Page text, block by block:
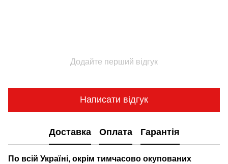
Додайте перший відгук
Написати відгук
Доставка Оплата Гарантія
По всій Україні, окрім тимчасово окупованих